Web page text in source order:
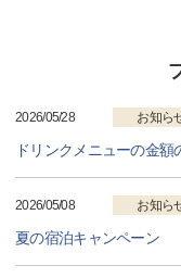
2026/05/28 お知ら
ドリンクメニューの金額
2026/05/08 お知ら
夏の宿泊キャンペーン